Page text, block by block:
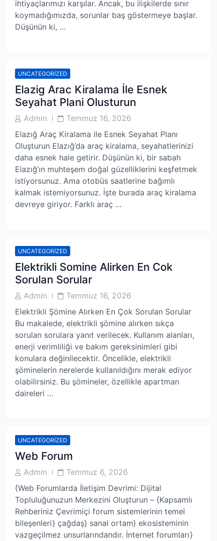
ihtiyaçlarımızı karşılar. Ancak, bu ilişkilerde sınır
koymadığımızda, sorunlar baş göstermeye başlar.
Düşünün ki, …
UNCATEGORIZED
Elazig Arac Kiralama İle Esnek
Seyahat Plani Olusturun
PostAdmin
PostTemmuz 16, 2026
Elazığ Araç Kiralama ile Esnek Seyahat Planı
Oluşturun Elazığ’da araç kiralama, seyahatlerinizi
daha esnek hale getirir. Düşünün ki, bir sabah
Elazığ’ın muhteşem doğal güzelliklerini keşfetmek
istiyorsunuz. Ama otobüs saatlerine bağımlı
kalmak istemiyorsunuz. İşte burada araç kiralama
devreye giriyor. Farklı araç …
UNCATEGORIZED
Elektrikli Somine Alirken En Cok
Sorulan Sorular
PostAdmin
PostTemmuz 16, 2026
Elektrikli Şömine Alırken En Çok Sorulan Sorular
Bu makalede, elektrikli şömine alırken sıkça
sorulan sorulara yanıt verilecek. Kullanım alanları,
enerji verimliliği ve bakım gereksinimleri gibi
konulara değinilecektir. Öncelikle, elektrikli
şöminelerin nerelerde kullanıldığını merak ediyor
olabilirsiniz. Bu şömineler, özellikle apartman
daireleri …
UNCATEGORIZED
Web Forum
PostAdmin
PostTemmuz 6, 2026
{Web Forumlarda İletişim Devrimi: Dijital
Topluluğunuzun Merkezini Oluşturun – {Kapsamlı
Rehberiniz Çevrimiçi forum sistemlerinin temel
bileşenleri} çağdaş} sanal ortam} ekosisteminin
vazgeçilmez unsurlarındandır. İnternet forumları}